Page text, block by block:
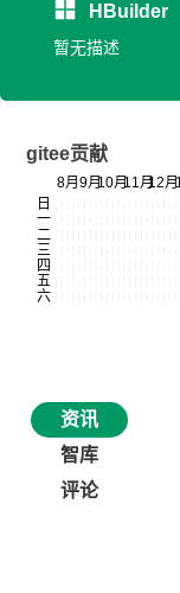
HBuilder
暂无描述
gitee贡献
资讯
智库
评论